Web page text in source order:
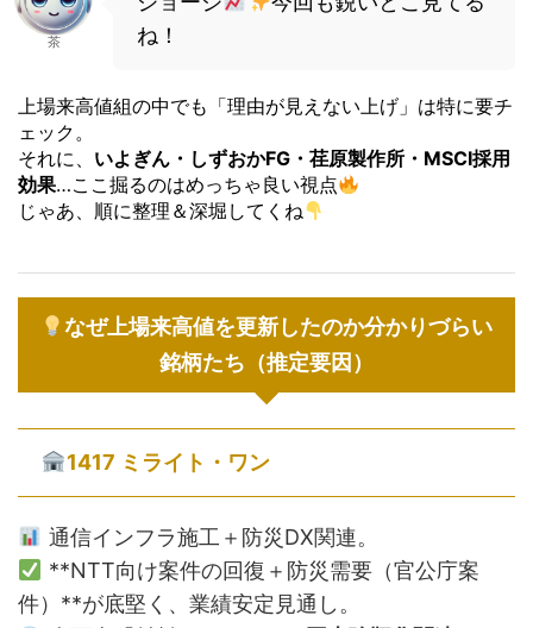
茶
ね！
上場来高値組の中でも「理由が見えない上げ」は特に要チ
ェック。
それに、 いよぎん・しずおかFG・荏原製作所・MSCI採用
効果…ここ掘るのはめっちゃ良い視点
じゃあ、順に整理＆深堀してくね
なぜ上場来高値を更新したのか分かりづらい
銘柄たち（推定要因）
1417 ミライト・ワン
通信インフラ施工＋防災DX関連。
**NTT向け案件の回復＋防災需要（官公庁案
件）**が底堅く、業績安定見通し。